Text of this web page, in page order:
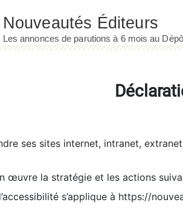
ses sites internet, intranet,
œuvre la stratégie et les actions
s’applique à https://